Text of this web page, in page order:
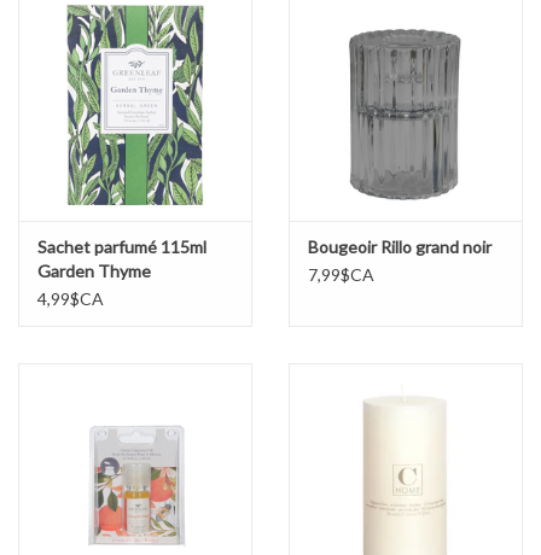
Sachet parfumé 115ml
Garden Thyme
4,99$CA
Bougeoir Rillo grand noir
7,99$CA